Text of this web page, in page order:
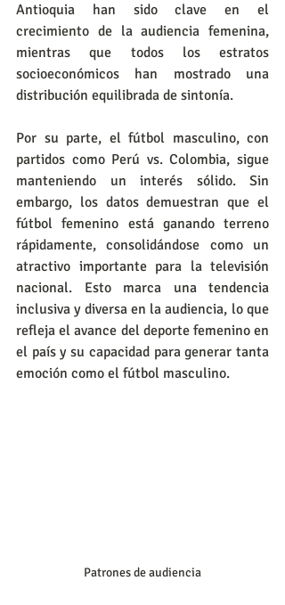
Antioquia han sido clave en el
crecimiento de la audiencia femenina,
mientras que todos los estratos
socioeconómicos han mostrado una
distribución equilibrada de sintonía.
Por su parte, el fútbol masculino, con
partidos como Perú vs. Colombia, sigue
manteniendo un interés sólido. Sin
embargo, los datos demuestran que el
fútbol femenino está ganando terreno
rápidamente, consolidándose como un
atractivo importante para la televisión
nacional. Esto marca una tendencia
inclusiva y diversa en la audiencia, lo que
refleja el avance del deporte femenino en
el país y su capacidad para generar tanta
emoción como el fútbol masculino.
Patrones de audiencia